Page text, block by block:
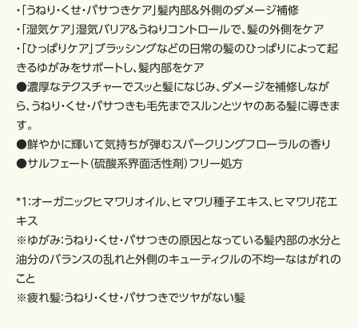
・「うねり・くせ・パサつきケア」髪内部＆外側のダメージ補修
・「湿気ケア」湿気バリア＆うねりコントロールで、髪の外側をケア
・「ひっぱりケア」ブラッシングなどの日常の髪のひっぱりによって起
きるゆがみをサポートし、髪内部をケア
●濃厚なテクスチャーでスッと髪になじみ、ダメージを補修しなが
ら、うねり・くせ・パサつきも毛先までスルンとツヤのある髪に導きま
す。
●鮮やかに輝いて気持ちが弾むスパークリングフローラルの香り
●サルフェート（硫酸系界面活性剤）フリー処方
*1：オーガニックヒマワリオイル、ヒマワリ種子エキス、ヒマワリ花エ
キス
※ゆがみ：うねり・くせ・パサつきの原因となっている髪内部の水分と
油分のバランスの乱れと外側のキューティクルの不均一なはがれの
こと
※疲れ髪：うねり・くせ・パサつきでツヤがない髪